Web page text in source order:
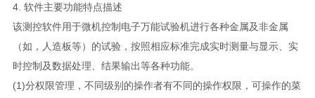
4. 软件主要功能特点描述
该测控软件用于微机控制电子万能试验机进行各种金属及非金属
（如，人造板等）的试验，按照相应标准完成实时测量与显示、实
时控制及数据处理、结果输出等各种功能。
(1)分权限管理，不同级别的操作者有不同的操作权限，可操作的菜